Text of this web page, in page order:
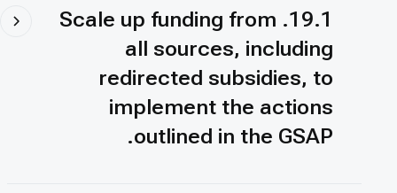
19.1. Scale up funding from
all sources, including
redirected subsidies, to
implement the actions
outlined in the GSAP.